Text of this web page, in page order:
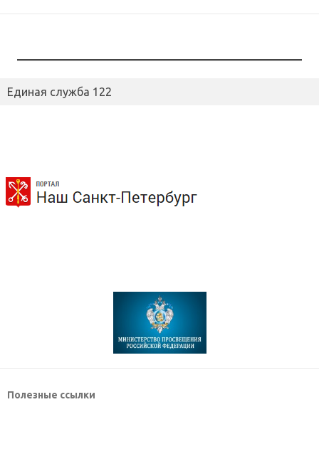
Единая служба 122
Полезные ссылки